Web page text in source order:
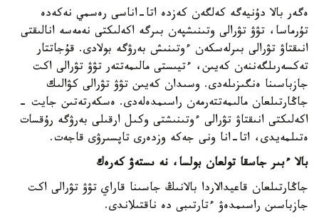
ەگەر بالا دۇنيەگە كەلگەن كەزدە اتا-اناسى رەسمي نەكەدە
تۇرماسا، تۋۋ تۋرالى وتىنىشپەن بىرگە اكەلىكتى نەمەسە انالىقتى
انىقتاۋ تۋرالى بىرلەسكەن ءوتىنىش بەرۋگە بولادى. قۇجاتتار
تەكسەرىلگەننەن كەيىن، ءتيىستى مالىمەتتەر تۋۋ تۋرالى اكت
جازباسىنا ەنگىزىلەدى. وسىدان كەيىن تۋۋ تۋرالى كۋالىك
جاڭارتىلعان مالىمەتتەرمەن راسىمدەلەدى. ەسكەرتەتىن جايت -
اكەلىكتى انىقتاۋ تۋرالى ءوتىنىشتى وكىل ارقىلى بەرۋگە رۇقسات
ەتىلمەيدى، اتا-انا ونى جەكە وزدەرى تاپسىرۋى قاجەت.
بالا ءبىر جاسقا تولعان بولسا، نە ىستەۋ كەرەك
جاڭارتىلعان قاعيدالاردا بالانىڭ جاسىنا قاراي تۋۋ تۋرالى اكت
جازباسىن راسىمدەۋ ءتارتىبى دە ناقتىلاندى.